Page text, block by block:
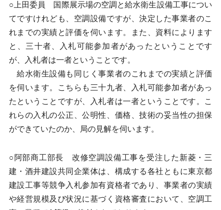
○上田委員 国際展示場の空調と給水衛生設備工事につい
てですけれども、空調設備ですが、決定した事業者のこ
れまでの実績と評価を伺います。また、資料によります
と、三十者、入札可能参加者があったということです
が、入札者は一者ということです。
給水衛生設備も同じく事業者のこれまでの実績と評価
を伺います。こちらも三十九者、入札可能参加者があっ
たということですが、入札者は一者ということです。こ
れらの入札の公正、公明性、価格、技術の妥当性の担保
ができていたのか、局の見解を伺います。
○阿部商工部長 改修空調設備工事を受注した新菱・三
建・酒井建設共同企業体は、構成する各社ともに東京都
建設工事等競争入札参加有資格者であり、事業者の実績
や経営規模及び状況に基づく資格審査において、空調工